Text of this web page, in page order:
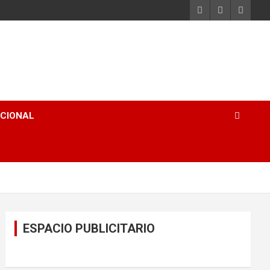
ESPACIO PUBLICITARIO